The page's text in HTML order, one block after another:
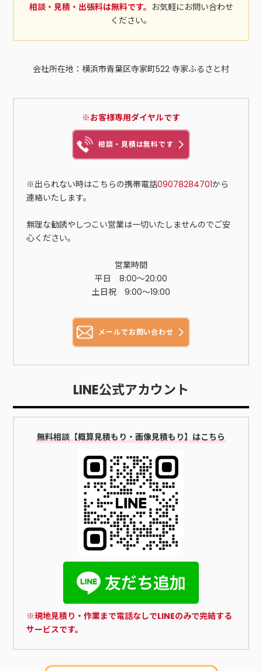
相談・見積・出張料は無料です。 お気軽にお問い合わせ
ください。
会社所在地：横浜市青葉区寺家町522 寺家ふるさと村
※お客様専用ダイヤルです
相談・見積は無料です
※出られない時はこちらの携帯電話09078284701から
連絡いたします。
無理な勧誘やしつこい営業は一切いたしませんのでご安
心ください。
営業時間
平日 8:00～20:00
土日祝 9:00〜19:00
メールでお問い合わせ
LINE公式アカウント
無料相談【概算見積もり・画像見積もり】はこちら
※現地見積り・作業まで電話なしでLINEのみで完結する
サービスです。